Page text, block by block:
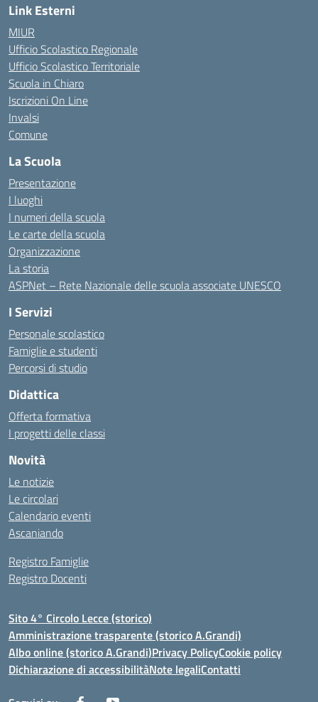
Link Esterni
MIUR
Ufficio Scolastico Regionale
Ufficio Scolastico Territoriale
Scuola in Chiaro
Iscrizioni On Line
Invalsi
Comune
La Scuola
Presentazione
I luoghi
I numeri della scuola
Le carte della scuola
Organizzazione
La storia
ASPNet – Rete Nazionale delle scuola associate UNESCO
I Servizi
Personale scolastico
Famiglie e studenti
Percorsi di studio
Didattica
Offerta formativa
I progetti delle classi
Novità
Le notizie
Le circolari
Calendario eventi
Ascaniando
Registro Famiglie
Registro Docenti
Sito 4° Circolo Lecce (storico)
Amministrazione trasparente (storico A.Grandi)
Albo online (storico A.Grandi)Privacy PolicyCookie policy
Dichiarazione di accessibilitàNote legaliContatti